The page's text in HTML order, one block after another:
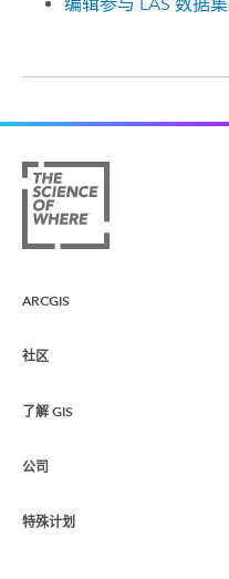
ARCGIS
ArcGIS 概览
制图
社区
Esri 社区
ArcGIS 博客
了解 GIS
什么是 GIS？
位置智能
公司
关于 Esri
特殊计划